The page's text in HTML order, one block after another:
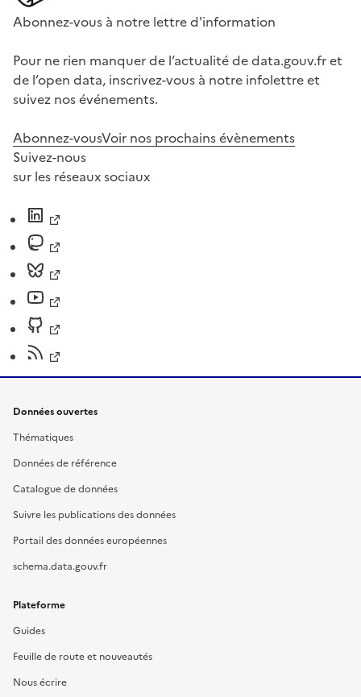
Abonnez-vous à notre lettre d'information
Pour ne rien manquer de l’actualité de data.gouv.fr et
de l’open data, inscrivez-vous à notre infolettre et
suivez nos événements.
Abonnez-vousVoir nos prochains évènements
Suivez-nous
sur les réseaux sociaux
Données ouvertes
Thématiques
Données de référence
Catalogue de données
Suivre les publications des données
Portail des données européennes
schema.data.gouv.fr
Plateforme
Guides
Feuille de route et nouveautés
Nous écrire